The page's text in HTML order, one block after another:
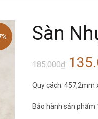
Sàn
185.000₫ Giá
gốc
là:
Quy cách: 457,2mm
Bảo hành sản phẩm